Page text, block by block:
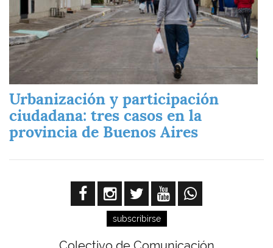
Urbanización y participación
ciudadana: tres casos en la
provincia de Buenos Aires
subscribirse